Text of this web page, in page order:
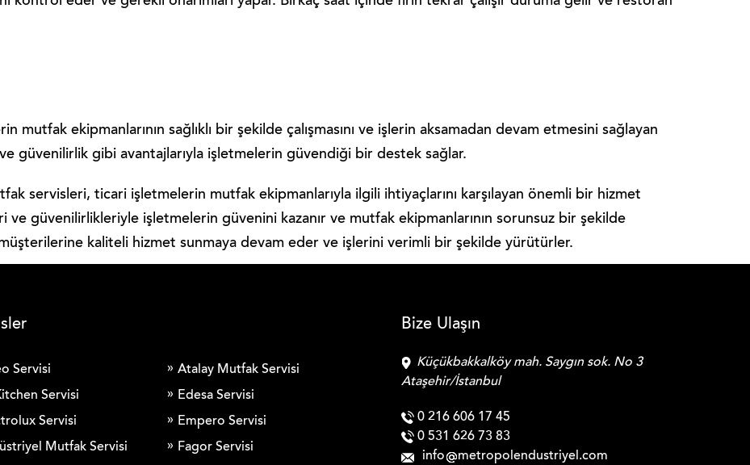
mutfak ekipmanlarının sağlıklı bir şekilde çalışmasını ve işlerin aksamadan devam etmesini sağlayan
güvenilirlik gibi avantajlarıyla işletmelerin güvendiği bir destek sağlar.
servisleri, ticari işletmelerin mutfak ekipmanlarıyla ilgili ihtiyaçlarını karşılayan önemli bir hizmet
ve güvenilirlikleriyle işletmelerin güvenini kazanır ve mutfak ekipmanlarının sorunsuz bir şekilde
müşterilerine kaliteli hizmet sunmaya devam eder ve işlerini verimli bir şekilde yürütürler.
Servisi
Atalay Mutfak Servisi
Servisi
Edesa Servisi
Servisi
Empero Servisi
Mutfak Servisi
Fagor Servisi
Bize Ulaşın
Küçükbakkalköy mah. Saygın sok. No 3
Ataşehir/İstanbul
0 216 606 17 45
0 531 626 73 83
info
metropolendustriyel.com